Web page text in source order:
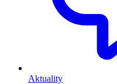
Aktuality